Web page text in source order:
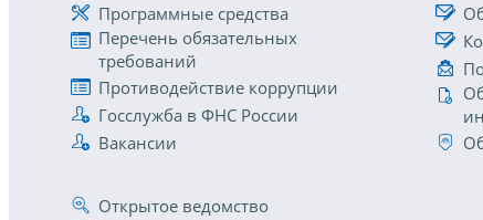
Программные средства
Перечень обязательных
требований
Противодействие коррупции
Госслужба в ФНС России
Вакансии
Открытое ведомство